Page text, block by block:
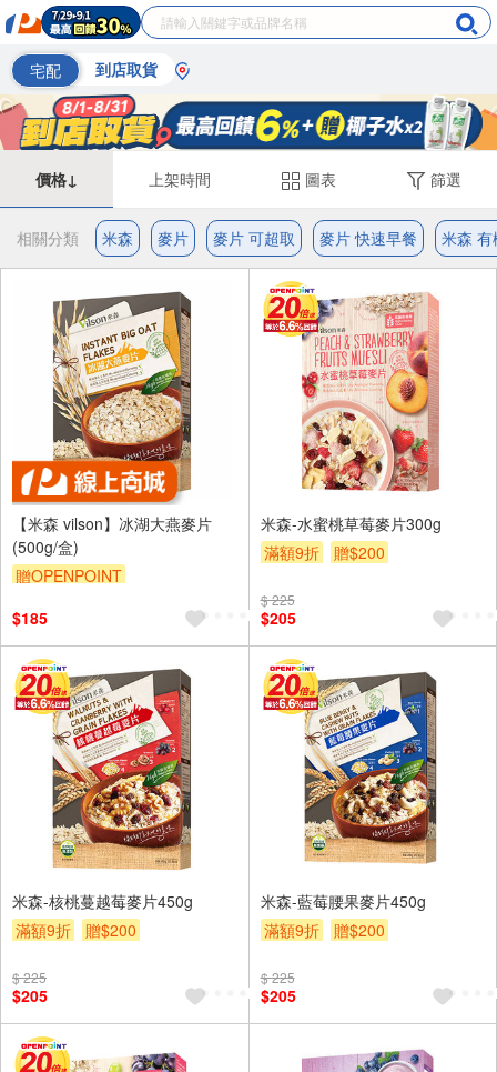
宅配 到店取貨
價格↓ 上架時間 圖表 篩選
相關分類 米森 麥片 麥片 可超取 麥片 快速早餐 米森 有
【米森 vilson】冰湖大燕麥片
(500g/盒)
贈OPENPOINT
$185
米森-水蜜桃草莓麥片300g
滿額9折
贈$200
$ 225
$205
米森-核桃蔓越莓麥片450g
滿額9折
贈$200
$ 225
$205
米森-藍莓腰果麥片450g
滿額9折
贈$200
$ 225
$205